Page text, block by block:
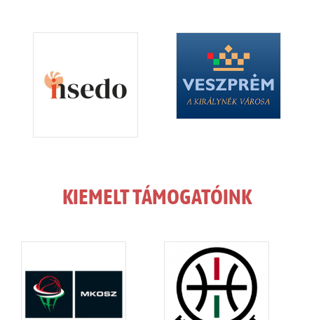
KIEMELT TÁMOGATÓINK